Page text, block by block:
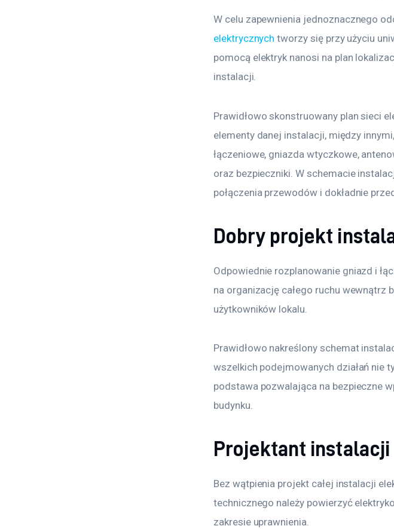
W celu zapewnienia jednoznacznego
elektrycznych tworzy się przy użyciu
pomocą elektryk nanosi na plan
instalacji.
Prawidłowo skonstruowany plan sieci
elementy danej instalacji, między
łączeniowe, gniazda wtyczkowe,
oraz bezpieczniki. W schemacie
połączenia przewodów i dokładnie
Dobry projekt
Odpowiednie rozplanowanie gniazd i
na organizację całego ruchu wewnątrz
użytkowników lokalu.
Prawidłowo nakreślony schemat
wszelkich podejmowanych działań nie
podstawa pozwalająca na bezpieczne
budynku.
Projektant instalacji
Bez wątpienia projekt całej instalacji
technicznego należy powierzyć
zakresie uprawnienia.